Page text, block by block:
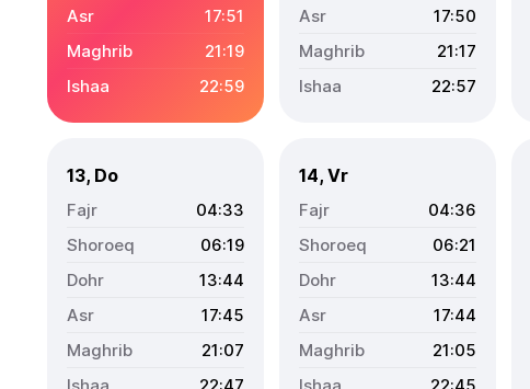
17:51
21:19
22:59
17:50
21:17
22:57
13, Do
04:33
06:19
13:44
17:45
21:07
14, Vr
04:36
06:21
13:44
17:44
21:05